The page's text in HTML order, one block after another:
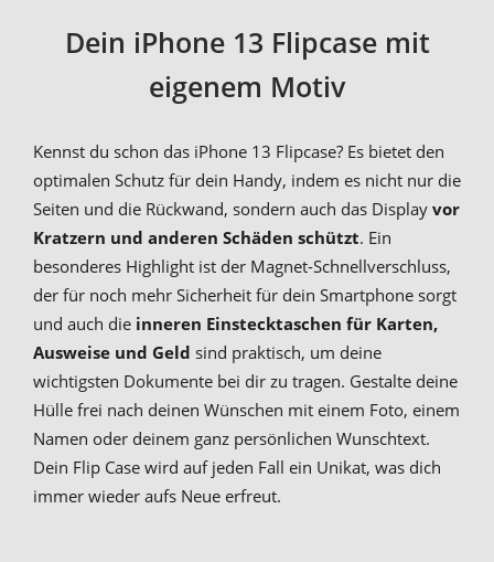
Dein iPhone 13 Flipcase mit
eigenem Motiv
Kennst du schon das iPhone 13 Flipcase? Es bietet den
optimalen Schutz für dein Handy, indem es nicht nur die
Seiten und die Rückwand, sondern auch das Display vor
Kratzern und anderen Schäden schützt. Ein
besonderes Highlight ist der Magnet-Schnellverschluss,
der für noch mehr Sicherheit für dein Smartphone sorgt
und auch die inneren Einstecktaschen für Karten,
Ausweise und Geld sind praktisch, um deine
wichtigsten Dokumente bei dir zu tragen. Gestalte deine
Hülle frei nach deinen Wünschen mit einem Foto, einem
Namen oder deinem ganz persönlichen Wunschtext.
Dein Flip Case wird auf jeden Fall ein Unikat, was dich
immer wieder aufs Neue erfreut.